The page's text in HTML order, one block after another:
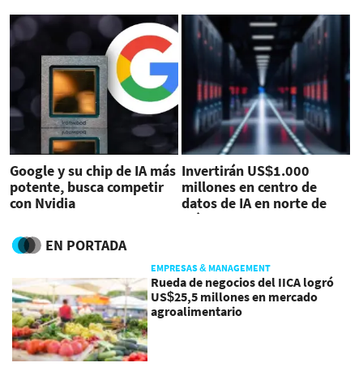
Google y su chip de IA más
potente, busca competir
con Nvidia
Invertirán US$1.000
millones en centro de
datos de IA en norte de
México
EN PORTADA
EMPRESAS & MANAGEMENT
Rueda de negocios del IICA logró
US$25,5 millones en mercado
agroalimentario